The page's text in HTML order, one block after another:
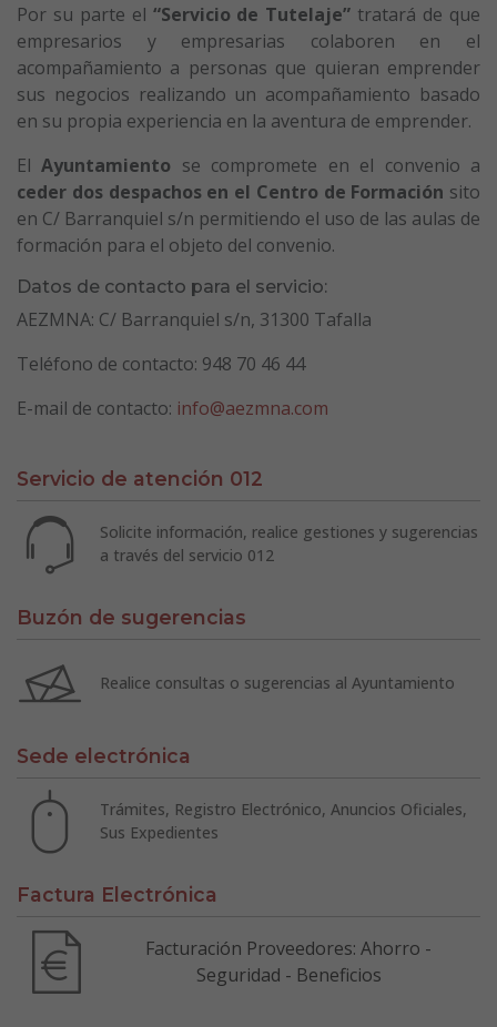
Por su parte el “Servicio de Tutelaje” tratará de que
empresarios y empresarias colaboren en el
acompañamiento a personas que quieran emprender
sus negocios realizando un acompañamiento basado
en su propia experiencia en la aventura de emprender.
ElAyuntamiento se compromete en el convenio a
ceder dos despachos en el Centro de Formación sito
en C/ Barranquiel s/n permitiendo el uso de las aulas de
formación para el objeto del convenio.
Datos de contacto para el servicio:
AEZMNA: C/ Barranquiel s/n, 31300 Tafalla
Teléfono de contacto: 948 70 46 44
E-mail de contacto: info@aezmna.com
Servicio de atención 012
Solicite información, realice gestiones y sugerencias
a través del servicio 012
Buzón de sugerencias
Realice consultas o sugerencias al Ayuntamiento
Sede electrónica
Trámites, Registro Electrónico, Anuncios Oficiales,
Sus Expedientes
Factura Electrónica
Facturación Proveedores: Ahorro -
Seguridad - Beneficios